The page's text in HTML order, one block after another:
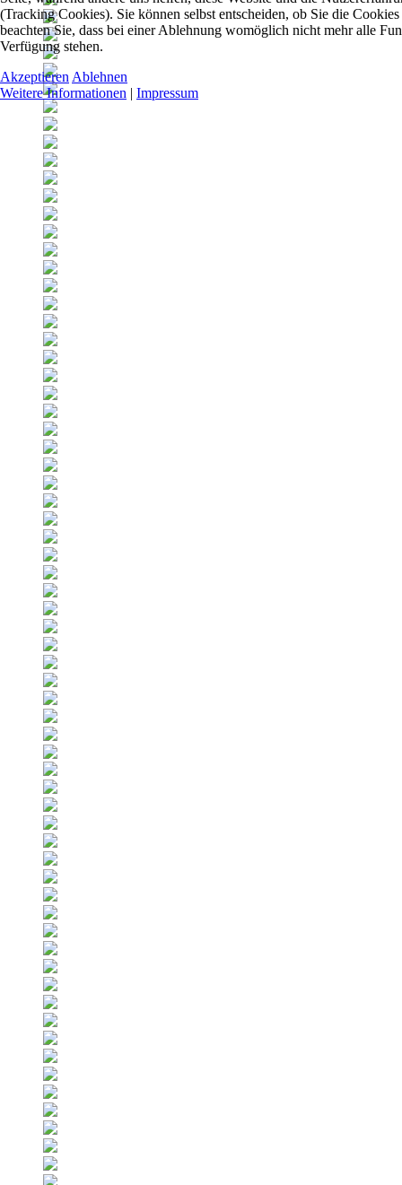
(Tracking Cookies). Sie können selbst entscheiden, ob Sie die
beachten Sie, dass bei einer Ablehnung womöglich nicht mehr alle
Verfügung stehen.
Akzeptieren Ablehnen
Weitere Informationen | Impressum